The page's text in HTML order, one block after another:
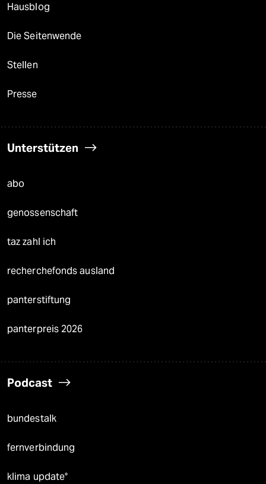
Hausblog
Die Seitenwende
Stellen
Presse
Unterstützen
abo
genossenschaft
taz zahl ich
recherchefonds ausland
panterstiftung
panterpreis 2026
Podcast
bundestalk
fernverbindung
klima update°